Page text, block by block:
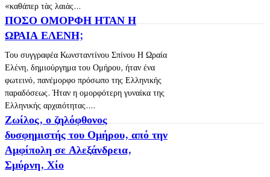
«καθάπερ τὰς λαιὰς...
ΠΟΣΟ ΟΜΟΡΦΗ ΗΤΑΝ Η
ΩΡΑΙΑ ΕΛΕΝΗ;
Του συγγραφέα Κωνσταντίνου Σπίνου Η Ωραία
Ελένη, δημιούργημα του Ομήρου, ήταν ένα
φωτεινό, πανέμορφο πρόσωπο της Ελληνικής
παραδόσεως. Ήταν η ομορφότερη γυναίκα της
Ελληνικής αρχαιότητας....
Ζωίλος, ο ζηλόφθονος
δυσφημιστής του Ομήρου, από την
Αμφίπολη σε Αλεξάνδρεια,
Σμύρνη, Χίο